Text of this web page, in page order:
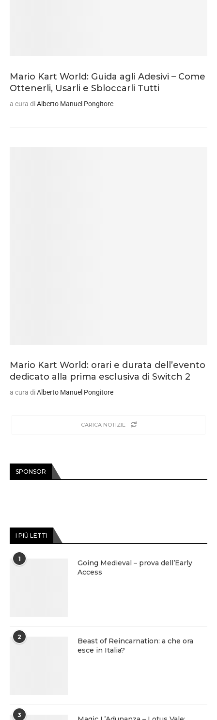
Mario Kart World: Guida agli Adesivi – Come
Ottenerli, Usarli e Sbloccarli Tutti
a cura diAlberto Manuel Pongitore
Mario Kart World: orari e durata dell’evento
dedicato alla prima esclusiva di Switch 2
a cura diAlberto Manuel Pongitore
CARICA NOTIZIE
SPONSOR
I PIÙ LETTI
1
Going Medieval – prova dell’Early
Access
2
Beast of Reincarnation: a che ora
esce in Italia?
3